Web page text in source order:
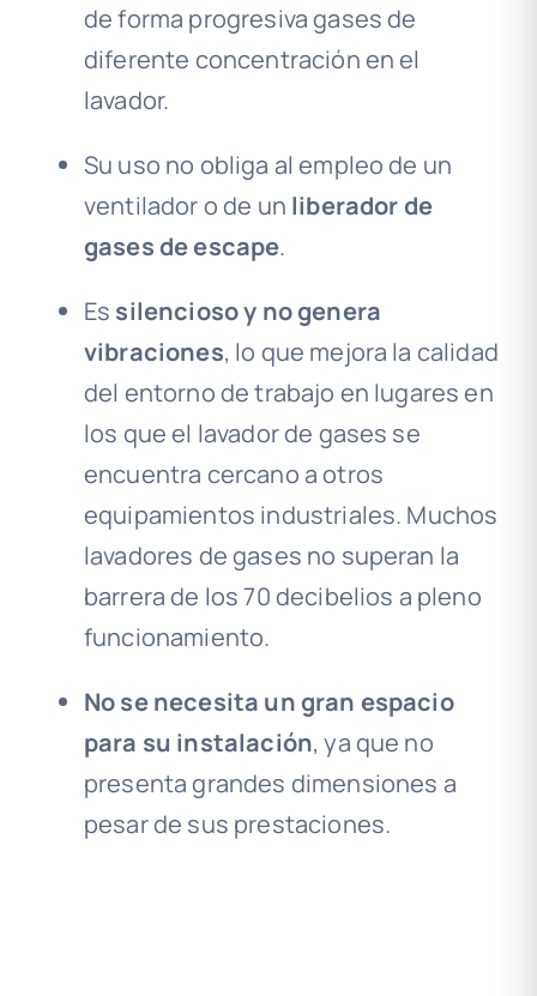
de forma progresiva gases de
diferente concentración en el
lavador.
Su uso no obliga al empleo de un
ventilador o de un liberador de
gases de escape.
Es silencioso y no genera
vibraciones, lo que mejora la calidad
del entorno de trabajo en lugares en
los que el lavador de gases se
encuentra cercano a otros
equipamientos industriales. Muchos
lavadores de gases no superan la
barrera de los 70 decibelios a pleno
funcionamiento.
No se necesita un gran espacio
para su instalación, ya que no
presenta grandes dimensiones a
pesar de sus prestaciones.